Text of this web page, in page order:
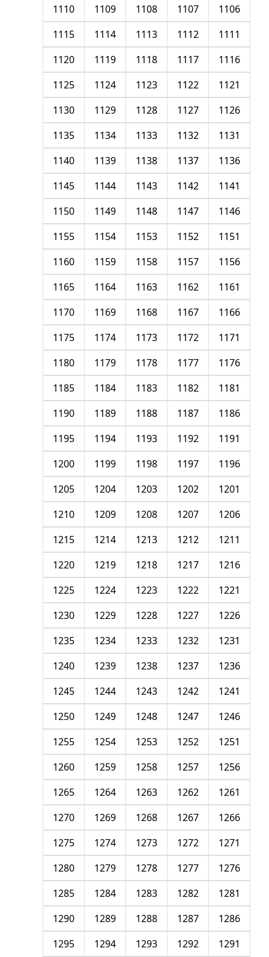
1106
1107
1108
1109
1110
1111
1112
1113
1114
1115
1116
1117
1118
1119
1120
1121
1122
1123
1124
1125
1126
1127
1128
1129
1130
1131
1132
1133
1134
1135
1136
1137
1138
1139
1140
1141
1142
1143
1144
1145
1146
1147
1148
1149
1150
1151
1152
1153
1154
1155
1156
1157
1158
1159
1160
1161
1162
1163
1164
1165
1166
1167
1168
1169
1170
1171
1172
1173
1174
1175
1176
1177
1178
1179
1180
1181
1182
1183
1184
1185
1186
1187
1188
1189
1190
1191
1192
1193
1194
1195
1196
1197
1198
1199
1200
1201
1202
1203
1204
1205
1206
1207
1208
1209
1210
1211
1212
1213
1214
1215
1216
1217
1218
1219
1220
1221
1222
1223
1224
1225
1226
1227
1228
1229
1230
1231
1232
1233
1234
1235
1236
1237
1238
1239
1240
1241
1242
1243
1244
1245
1246
1247
1248
1249
1250
1251
1252
1253
1254
1255
1256
1257
1258
1259
1260
1261
1262
1263
1264
1265
1266
1267
1268
1269
1270
1271
1272
1273
1274
1275
1276
1277
1278
1279
1280
1281
1282
1283
1284
1285
1286
1287
1288
1289
1290
1291
1292
1293
1294
1295